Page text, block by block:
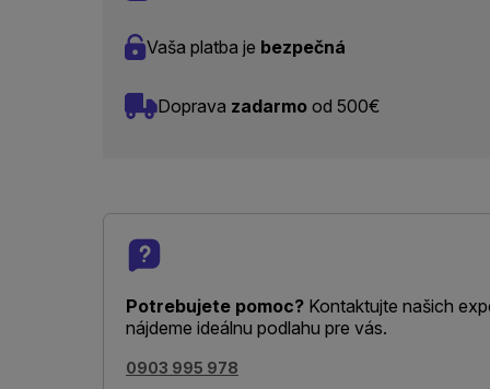
Vaša platba je bezpečná
Doprava zadarmo od 500€
Potrebujete pomoc? Kontaktujte našich
nájdeme ideálnu podlahu pre vás.
0903 995 978